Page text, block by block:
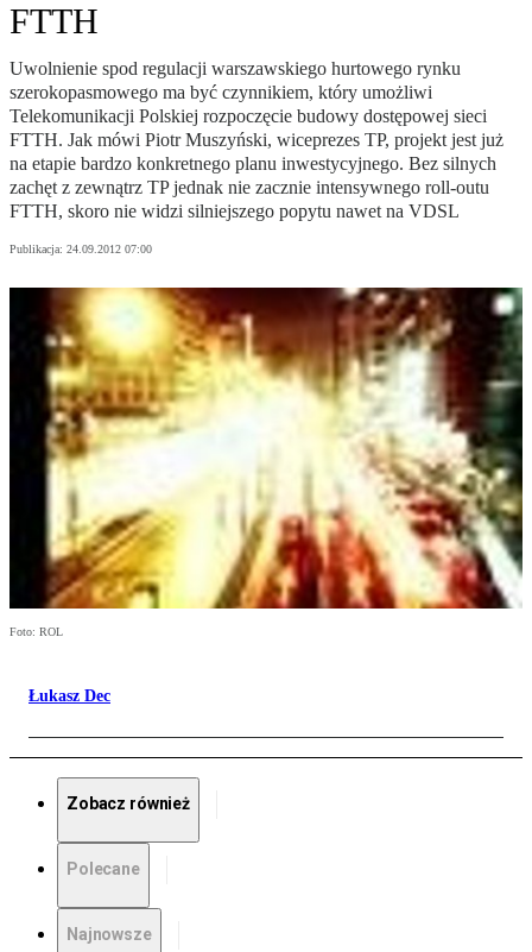
FTTH
Uwolnienie spod regulacji warszawskiego hurtowego rynku
szerokopasmowego ma być czynnikiem, który umożliwi
Telekomunikacji Polskiej rozpoczęcie budowy dostępowej sieci
FTTH. Jak mówi Piotr Muszyński, wiceprezes TP, projekt jest już
na etapie bardzo konkretnego planu inwestycyjnego. Bez silnych
zachęt z zewnątrz TP jednak nie zacznie intensywnego roll-outu
FTTH, skoro nie widzi silniejszego popytu nawet na VDSL
Publikacja: 24.09.2012 07:00
Foto: ROL
Łukasz Dec
Zobacz również
Polecane
Najnowsze